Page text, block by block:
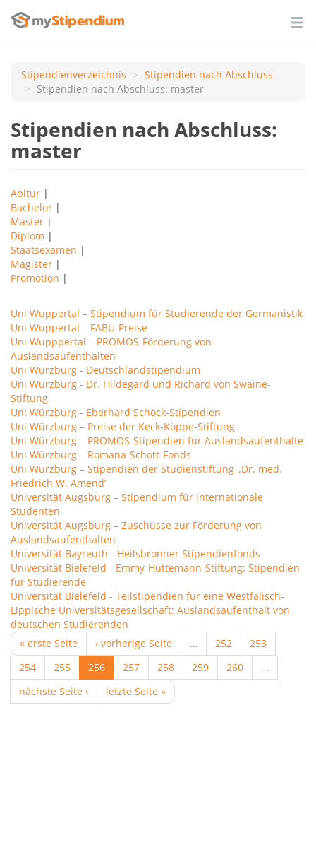
Stipendienverzeichnis
Stipendien nach Аbschluss
Stipendien nach Abschluss: master
Stipendien nach Abschluss:
master
Abitur |
Bachelor |
Master |
Diplom |
Staatsexamen |
Magister |
Promotion |
Uni Wuppertal – Stipendium für Studierende der Germanistik
Uni Wuppertal – FABU-Preise
Uni Wupppertal – PROMOS-Förderung von
Auslandsaufenthalten
Uni Würzburg - Deutschlandstipendium
Uni Würzburg - Dr. Hildegard und Richard von Swaine-
Stiftung
Uni Würzburg - Eberhard Schöck-Stipendien
Uni Würzburg – Preise der Keck-Köppe-Stiftung
Uni Würzburg – PROMOS-Stipendien für Auslandsaufenthalte
Uni Würzburg – Romana-Schott-Fonds
Uni Würzburg – Stipendien der Studienstiftung „Dr. med.
Friedrich W. Amend”
Universität Augsburg – Stipendium für internationale
Studenten
Universität Augsburg – Zuschüsse zur Förderung von
Auslandsaufenthalten
Universität Bayreuth - Heilsbronner Stipendienfonds
Universität Bielefeld - Emmy-Hüttemann-Stiftung: Stipendien
für Studierende
Universität Bielefeld - Teilstipendien für eine Westfälisch-
Lippische Universitätsgesellschaft: Auslandsaufenthalt von
deutschen Studierenden
« erste Seite
‹ vorherige Seite … 252
253
254
255 256 257 258 259 260
…
nächste Seite ›
letzte Seite »